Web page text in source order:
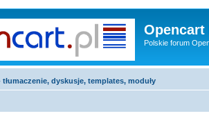
Opencart
Polskie forum
dyskusje, templates, moduły